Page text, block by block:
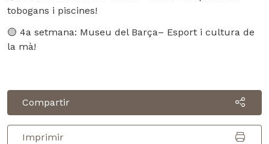
tobogans i piscines!
🟡 4a setmana: Museu del Barça– Esport i cultura de
la mà!
Compartir
Imprimir